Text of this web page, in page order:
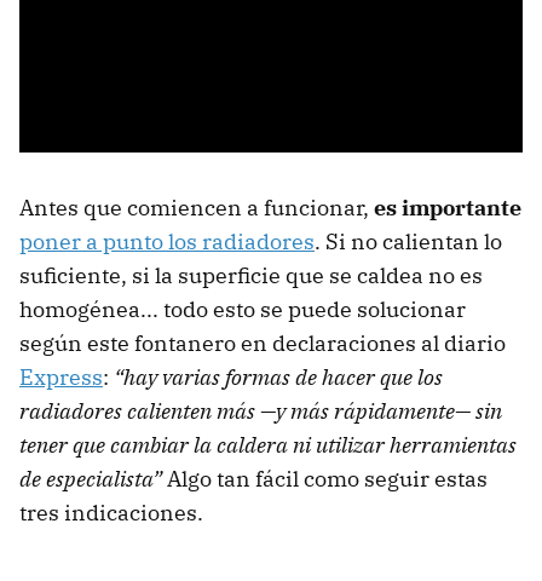
Antes que comiencen a funcionar, es importante
poner a punto los radiadores. Si no calientan lo
suficiente, si la superficie que se caldea no es
homogénea... todo esto se puede solucionar
según este fontanero en declaraciones al diario
Express: “hay varias formas de hacer que los
radiadores calienten más —y más rápidamente— sin
tener que cambiar la caldera ni utilizar herramientas
de especialista”Algo tan fácil como seguir estas
tres indicaciones.